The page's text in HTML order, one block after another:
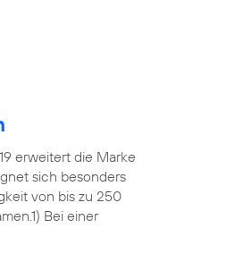
erweitert die Marke
sich besonders
von bis zu 250
Bei einer